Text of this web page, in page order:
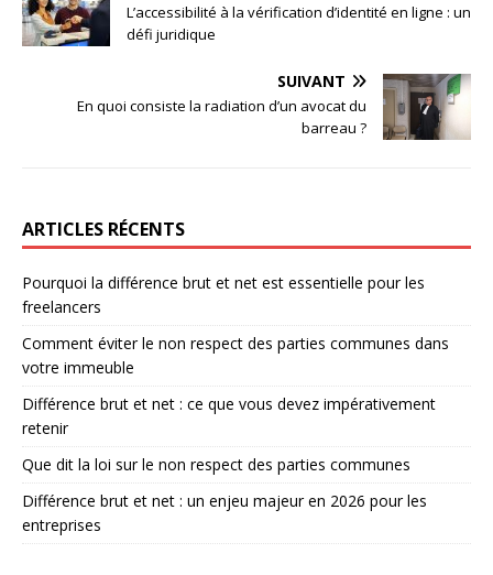
L’accessibilité à la vérification d’identité en ligne : un
défi juridique
SUIVANT
En quoi consiste la radiation d’un avocat du
barreau ?
ARTICLES RÉCENTS
Pourquoi la différence brut et net est essentielle pour les
freelancers
Comment éviter le non respect des parties communes dans
votre immeuble
Différence brut et net : ce que vous devez impérativement
retenir
Que dit la loi sur le non respect des parties communes
Différence brut et net : un enjeu majeur en 2026 pour les
entreprises